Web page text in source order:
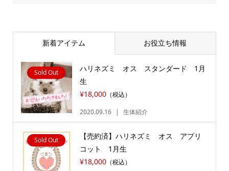
新着アイテム お役立ち情報
Sold Out
ハリネズミ オス スタンダード 1月
生
¥18,000（税込）
2020.09.16
生体紹介
Sold Out
【売約済】ハリネズミ オス アプリ
コット 1月生
¥18,000（税込）